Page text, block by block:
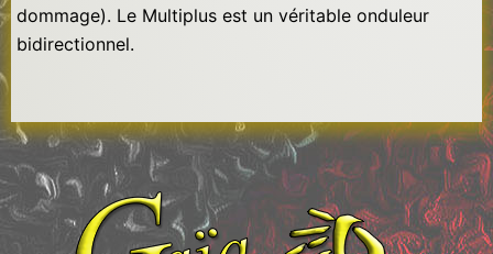
dommage). Le Multiplus est un véritable onduleur
bidirectionnel.